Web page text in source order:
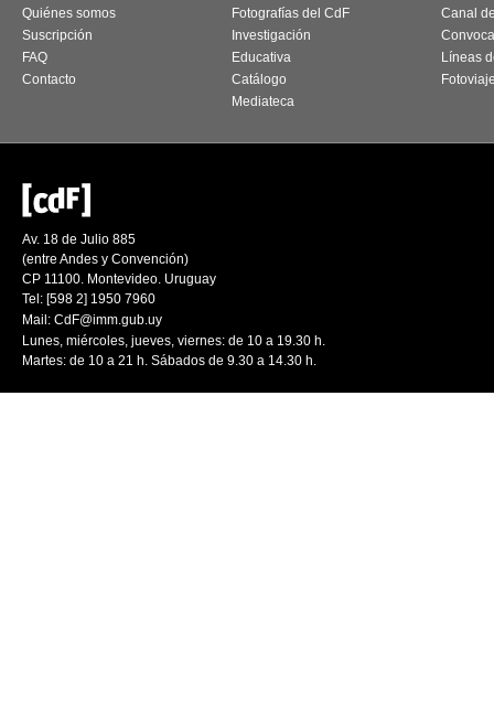
Quiénes somos
Suscripción
FAQ
Contacto
Fotografías del CdF
Investigación
Educativa
Catálogo
Mediateca
Canal
Líneas
Av. 18 de Julio 885
(entre Andes y Convención)
CP 11100. Montevideo. Uruguay
Tel: [598 2] 1950 7960
Mail: CdF@imm.gub.uy
Lunes, miércoles, jueves, viernes: de 10 a 19.30 h.
Martes: de 10 a 21 h. Sábados de 9.30 a 14.30 h.